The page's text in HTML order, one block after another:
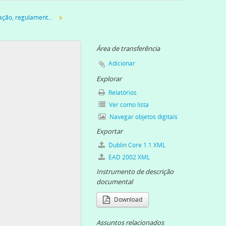
Lusitana Evangélica de S. Paulo, c. 1940
Constituição, organização, regulamentação
Área de transferência
Adicionar
Explorar
Relatórios
Ver como lista
Navegar objetos digitais
Exportar
Dublin Core 1.1 XML
EAD 2002 XML
Instrumento de descrição
documental
Download
Assuntos relacionados